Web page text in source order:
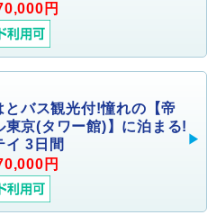
円
とバス観光付!憧れの【帝
東京(タワー館)】に泊まる!
イ 3日間
円